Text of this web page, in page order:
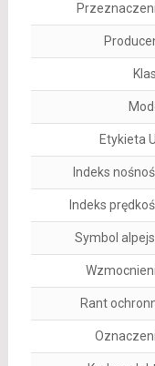
Etykieta
Indeks
Indeks
Symbol
Rant